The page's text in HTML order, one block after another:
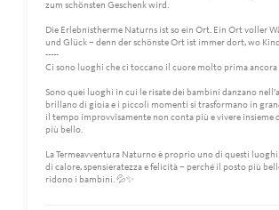
zum schönsten Geschenk wird.
Die Erlebnistherme Naturns ist so ein Ort. Ein Ort voller
und Glück – denn der schönste Ort ist immer dort, wo
-----
Ci sono luoghi che ci toccano il cuore molto prima ancora
Sono quei luoghi in cui le risate dei bambini danzano
brillano di gioia e i piccoli momenti si trasformano in
il tempo improvvisamente non conta più e vivere insieme
più bello.
La Termeavventura Naturno è proprio uno di questi
di calore, spensieratezza e felicità – perché il posto più
ridono i bambini. 💦✨